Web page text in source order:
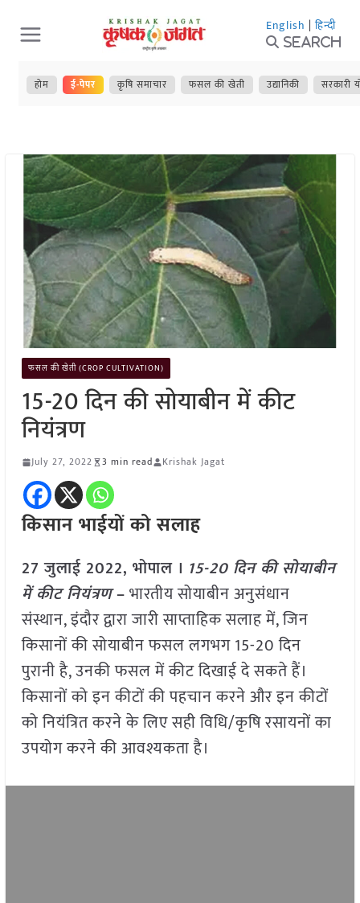
Skip
to
content
English | हिन्दी
Search
होम ई-पेपर कृषि समाचार फसल की खेती उद्यानिकी सरकारी
फसल की खेती (CROP CULTIVATION)
15-20 दिन की सोयाबीन में कीट
नियंत्रण
July 27, 2022 3 min read Krishak Jagat
किसान भाईयों को सलाह
27 जुलाई 2022, भोपाल । 15-20 दिन की सोयाबीन
में कीट नियंत्रण–भारतीय सोयाबीन अनुसंधान
संस्थान, इंदौर द्वारा जारी साप्ताहिक सलाह में, जिन
किसानों की सोयाबीन फसल लगभग 15-20 दिन
पुरानी है, उनकी फसल में कीट दिखाई दे सकते हैं।
किसानों को इन कीटों की पहचान करने और इन कीटों
को नियंत्रित करने के लिए सही विधि/कृषि रसायनों का
उपयोग करने की आवश्यकता है।